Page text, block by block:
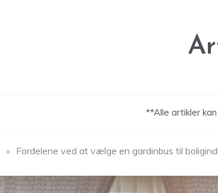
**Alle artikler
» Fordelene ved at vælge en gardinbus til